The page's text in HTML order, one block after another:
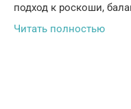
подход к роскоши,
Читать полностью